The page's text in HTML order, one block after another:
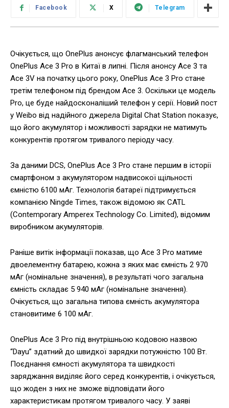
Facebook X Telegram
Очікується, що OnePlus анонсує флагманський телефон
OnePlus Ace 3 Pro в Китаї в липні. Після анонсу Ace 3 та
Ace 3V на початку цього року, OnePlus Ace 3 Pro стане
третім телефоном під брендом Ace 3. Оскільки це модель
Pro, це буде найдосконаліший телефон у серії. Новий пост
у Weibo від надійного джерела Digital Chat Station показує,
що його акумулятор і можливості зарядки не матимуть
конкурентів протягом тривалого періоду часу.
За даними DCS, OnePlus Ace 3 Pro стане першим в історії
смартфоном з акумулятором надвисокої щільності
ємністю 6100 мАг. Технологія батареї підтримується
компанією Ningde Times, також відомою як CATL
(Contemporary Amperex Technology Co. Limited), відомим
виробником акумуляторів.
Раніше витік інформації показав, що Ace 3 Pro матиме
двоелементну батарею, кожна з яких має ємність 2 970
мАг (номінальне значення), в результаті чого загальна
ємність складає 5 940 мАг (номінальне значення).
Очікується, що загальна типова ємність акумулятора
становитиме 6 100 мАг.
OnePlus Ace 3 Pro під внутрішньою кодовою назвою
“Dayu” здатний до швидкої зарядки потужністю 100 Вт.
Поєднання ємності акумулятора та швидкості
заряджання виділяє його серед конкурентів, і очікується,
що жоден з них не зможе відповідати його
характеристикам протягом тривалого часу. У заяві